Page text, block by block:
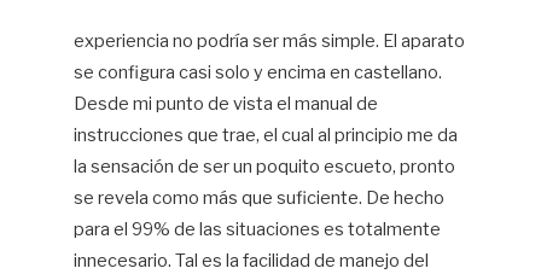
experiencia no podría ser más simple. El aparato
se configura casi solo y encima en castellano.
Desde mi punto de vista el manual de
instrucciones que trae, el cual al principio me da
la sensación de ser un poquito escueto, pronto
se revela como más que suficiente. De hecho
para el 99% de las situaciones es totalmente
innecesario. Tal es la facilidad de manejo del